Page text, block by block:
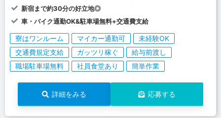
新宿まで約30分の好立地◎
車・バイク通勤OK&駐車場無料+交通費支給
寮はワンルーム マイカー通勤可
未経験OK
交通費規定支給
ガッツリ稼ぐ
給与前渡し
職場駐車場無料
社員食堂あり 簡単作業
詳細をみる 応募する